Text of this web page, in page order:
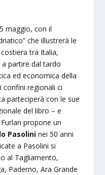
maggio, con il
che illustrerà le
tra Italia,
partire dal tardo
ed economica della
confini regionali ci
parteciperà con le sue
del libro – e
propone un
Pasolini nei 50 anni
a Pasolini si
al Tagliamento,
Paderno, Ara Grande